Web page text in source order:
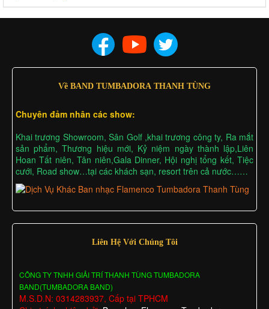
Về BAND TUMBADORA THANH TÙNG
Chuyên đảm nhân các show:
Khai trương Showroom, Sân Golf ,khai trương công ty, Ra mắt
sản phẩm, Thương hiệu mới, Kỷ niệm ngày thành lập,Liên
Hoan Tất niên, Tân niên,Gala Dinner, Hội nghị tổng kết, Tiệc
cưới, Road show…tại các khách sạn, resort trên cả nước……
Liên Hệ Với Chúng Tôi
CÔNG TY TNHH GIẢI TRÍ THANH TÙNG TUMBADORA
BAND(TUMBADORA BAND)
M.S.D.N: 0314283937, Cấp tại TPHCM